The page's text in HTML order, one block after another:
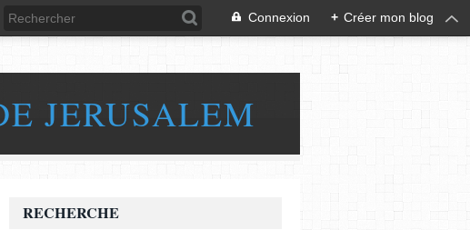
Connexion + Créer mon blog
JERUSALEM
RECHERCHE